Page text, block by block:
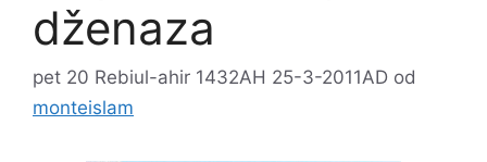
dženaza
pet 20 Rebiul-ahir 1432AH 25-3-2011AD od
monteislam